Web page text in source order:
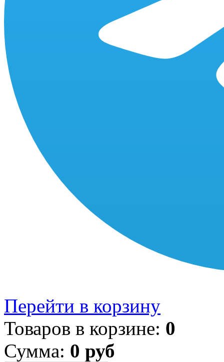
Перейти в корзину
Товаров в корзине: 0
Сумма: 0 руб